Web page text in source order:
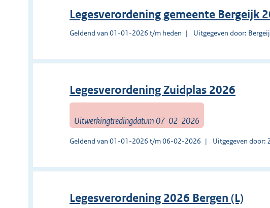
Legesverordening gemeente Bergeijk
Geldend van 01-01-2026 t/m heden Uitgegeven door:
Legesverordening Zuidplas 2026
Uitwerkingtredingdatum 07-02-2026
Geldend van 01-01-2026 t/m 06-02-2026 Uitgegeven door:
Legesverordening 2026 Bergen (L)